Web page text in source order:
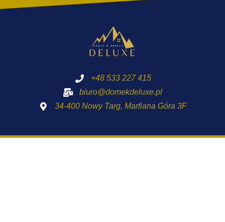
+48 533 227 415
biuro@domekdeluxe.pl
34-400 Nowy Targ, Marfiana Góra 3F